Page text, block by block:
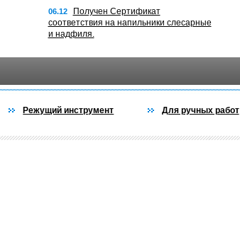
06.12
Получен Сертификат
соответствия на напильники слесарные
и надфиля.
Режущий инструмент Для ручных работ